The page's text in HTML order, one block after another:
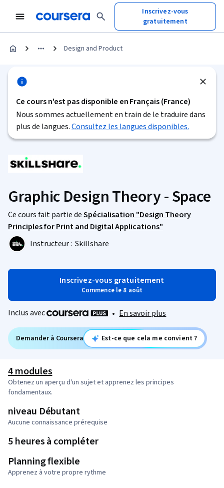
Inscrivez-vous
gratuitement
Design and Product
Ce cours n'est pas disponible en Français (France)
Nous sommes actuellement en train de le traduire dans
plus de langues.Consultez les langues disponibles.
Graphic Design Theory - Space
Ce cours fait partie deSpécialisation "Design Theory
Principles for Print and Digital Applications"
Instructeur : Skillshare
Inscrivez-vous gratuitement
Commence le 8 août
Inclus avec • En savoir plus
Demander à Coursera Est-ce que cela me convient ?
4 modules
Obtenez un aperçu d'un sujet et apprenez les principes
fondamentaux.
niveau Débutant
Aucune connaissance prérequise
5 heures à compléter
Planning flexible
Apprenez à votre propre rythme